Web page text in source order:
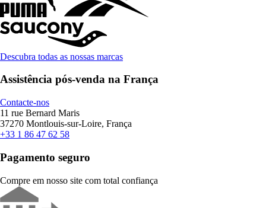
Descubra todas as nossas marcas
Assistência pós-venda na França
Contacte-nos
11 rue Bernard Maris
37270 Montlouis-sur-Loire, França
+33 1 86 47 62 58
Pagamento seguro
Compre em nosso site com total confiança